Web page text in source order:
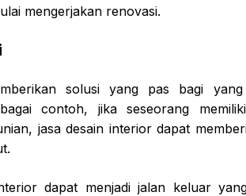
mengerjakan renovasi.
solusi yang pas bagi yang
contoh, jika seseorang
jasa desain interior dapat
dapat menjadi jalan keluar